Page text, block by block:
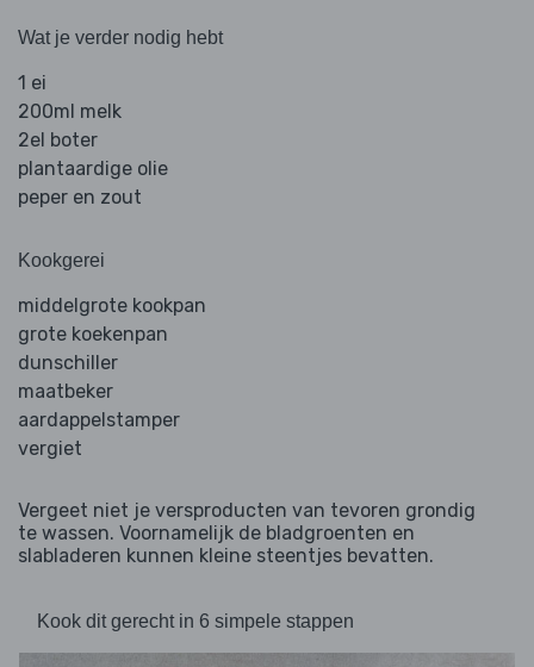
Wat je verder nodig hebt
1 ei
200ml melk
2el boter
plantaardige olie
peper en zout
Kookgerei
middelgrote kookpan
grote koekenpan
dunschiller
maatbeker
aardappelstamper
vergiet
Vergeet niet je versproducten van tevoren grondig
te wassen. Voornamelijk de bladgroenten en
slabladeren kunnen kleine steentjes bevatten.
Kook dit gerecht in 6 simpele stappen